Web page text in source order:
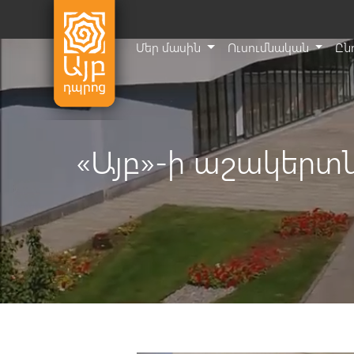
Մեր մասին Ուսումնական
«Այբ»-ի